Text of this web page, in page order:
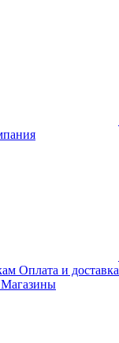
Оплата и доставка
Магазины